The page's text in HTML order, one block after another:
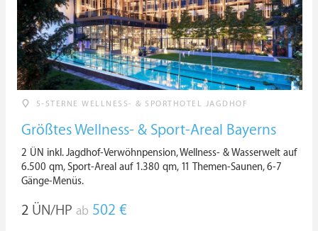
5-STERNE WELLNESS- & SPORTHOTEL JAGDHOF
Größtes Wellness- & Sport-Areal Bayerns
2 ÜN inkl. Jagdhof-Verwöhnpension, Wellness- & Wasserwelt auf
6.500 qm, Sport-Areal auf 1.380 qm, 11 Themen-Saunen, 6-7
Gänge-Menüs.
2 ÜN/HP ab 502 €